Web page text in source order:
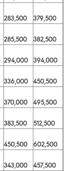
283,500
379,500
285,500
382,500
294,000
394,000
336,000
450,500
370,000
495,500
383,500
512,500
450,500
602,500
343,000
457,500